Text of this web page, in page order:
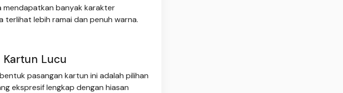
mendapatkan banyak karakter
lebih ramai dan penuh warna.
Kartun Lucu
pasangan kartun ini adalah pilihan
ekspresif lengkap dengan hiasan